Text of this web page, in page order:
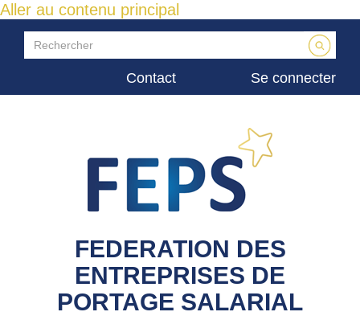
Aller au contenu principal
Contact Se connecter
FEDERATION DES
ENTREPRISES DE
PORTAGE SALARIAL